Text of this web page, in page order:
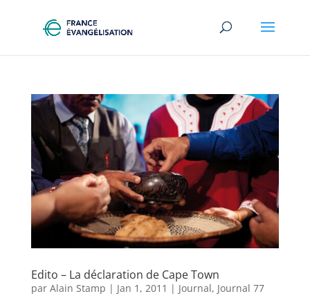
Edito – La déclaration de Cape Town
par Alain Stamp | Jan 1, 2011 | Journal, Journal 77